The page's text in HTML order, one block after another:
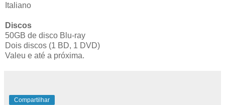
Italiano
Discos
50GB de disco Blu-ray
Dois discos (1 BD, 1 DVD)
Valeu e até a próxima.
Compartilhar